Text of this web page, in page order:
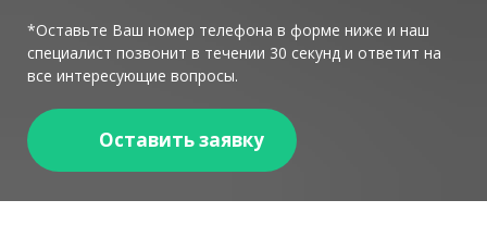
*Оставьте Ваш номер телефона в форме ниже и наш
специалист позвонит в течении 30 секунд и ответит на
все интересующие вопросы.
Оставить заявку